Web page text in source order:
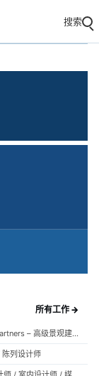
搜索
所有工作 →
（上海） 玛莎施瓦茨及合伙人事务所 Martha Schwartz Partners – 高级景观建筑师 Senior Landscape Designer / 景观建筑师 Landscape Designer
陈列设计师